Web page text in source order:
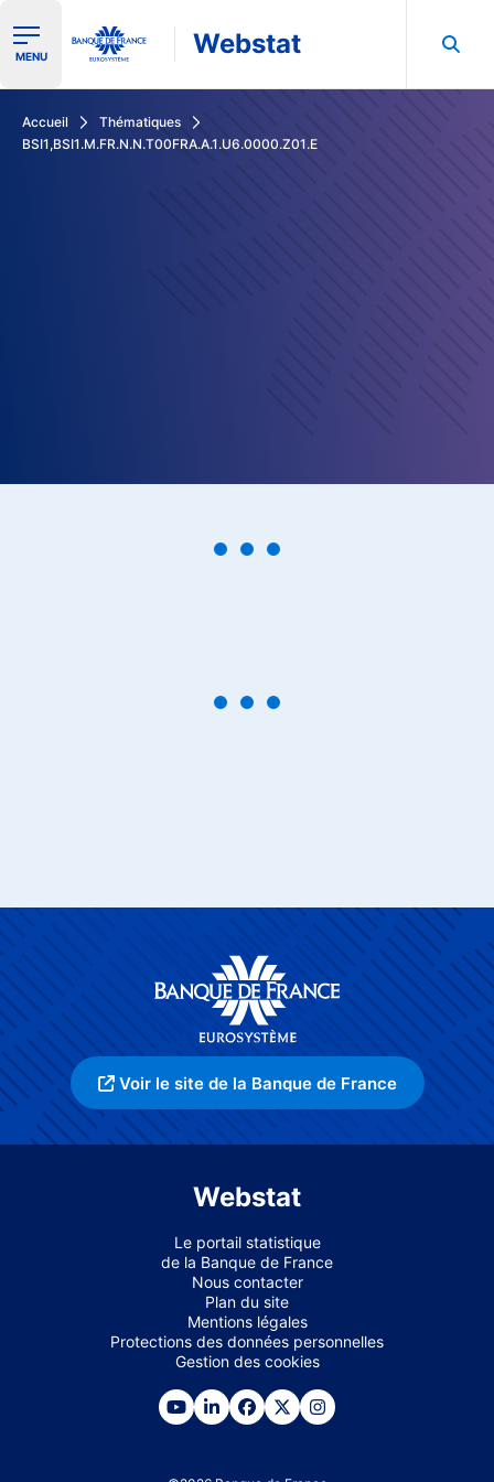
Ouvrir le menu de navigation
MENU Webstat
Accueil
Thématiques
BSI1,BSI1.M.FR.N.N.T00FRA.A.1.U6.0000.Z01.E
Voir le site de la Banque de France
Webstat
Le portail statistique
de la Banque de France
Nous contacter
Plan du site
Mentions légales
Protections des données personnelles
Gestion des cookies